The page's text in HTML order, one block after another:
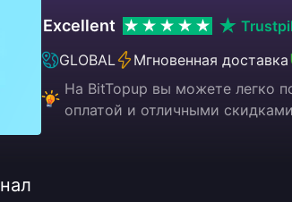
Excellent
GLOBAL
Мгновенная доставка
На BitTopup вы можете легко
оплатой и отличными